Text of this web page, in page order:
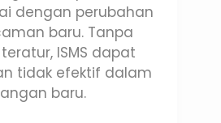
dengan perubahan
baru. Tanpa
ISMS dapat
tidak efektif dalam
baru.